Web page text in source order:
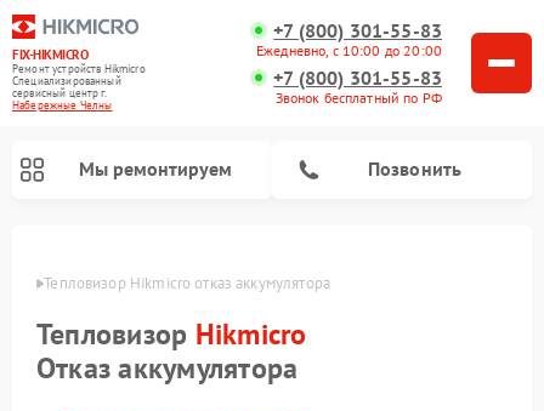
FIX-HIKMICRO
Ремонт устройств Hikmicro
Специализированный
cервисный центр г.
Набережные Челны
+7 (800) 301-55-83
Ежедневно, с 10:00 до 20:00
+7 (800) 301-55-83
Звонок бесплатный по РФ
Мы ремонтируем Позвонить
Тепловизор Hikmicro отказ аккумулятора
Тепловизор Hikmicro
Отказ аккумулятора